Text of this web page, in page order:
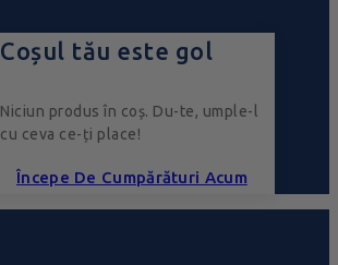
Coșul tău este gol
Niciun produs în coș. Du-te, umple-l
cu ceva ce-ți place!
Începe De Cumpărături Acum